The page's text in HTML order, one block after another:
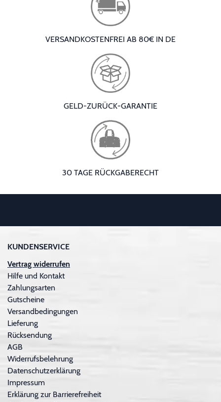
VERSANDKOSTENFREI AB 80€ IN DE
GELD-ZURÜCK-GARANTIE
30 TAGE RÜCKGABERECHT
KUNDENSERVICE
Vertrag widerrufen
Hilfe und Kontakt
Zahlungsarten
Gutscheine
Versandbedingungen
Lieferung
Rücksendung
AGB
Widerrufsbelehrung
Datenschutzerklärung
Impressum
Erklärung zur Barrierefreiheit